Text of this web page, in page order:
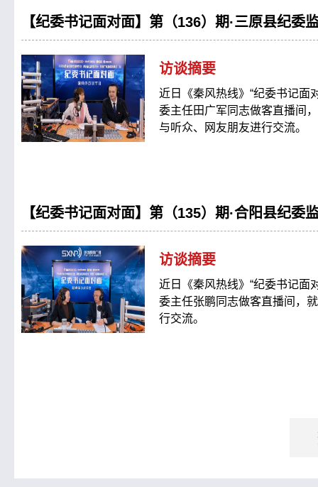
【纪委书记面对面】第（136）期·三原县纪
访谈摘要
近日《秦风热线》“纪委书记面
委主任田广军同志做客直播间
与听众、网友朋友进行交流。
【纪委书记面对面】第（135）期·合阳县纪
访谈摘要
近日《秦风热线》“纪委书记面
委主任张鹏同志做客直播间，
行交流。